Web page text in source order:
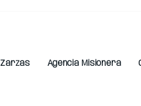
Zarzas Agencia Misionera